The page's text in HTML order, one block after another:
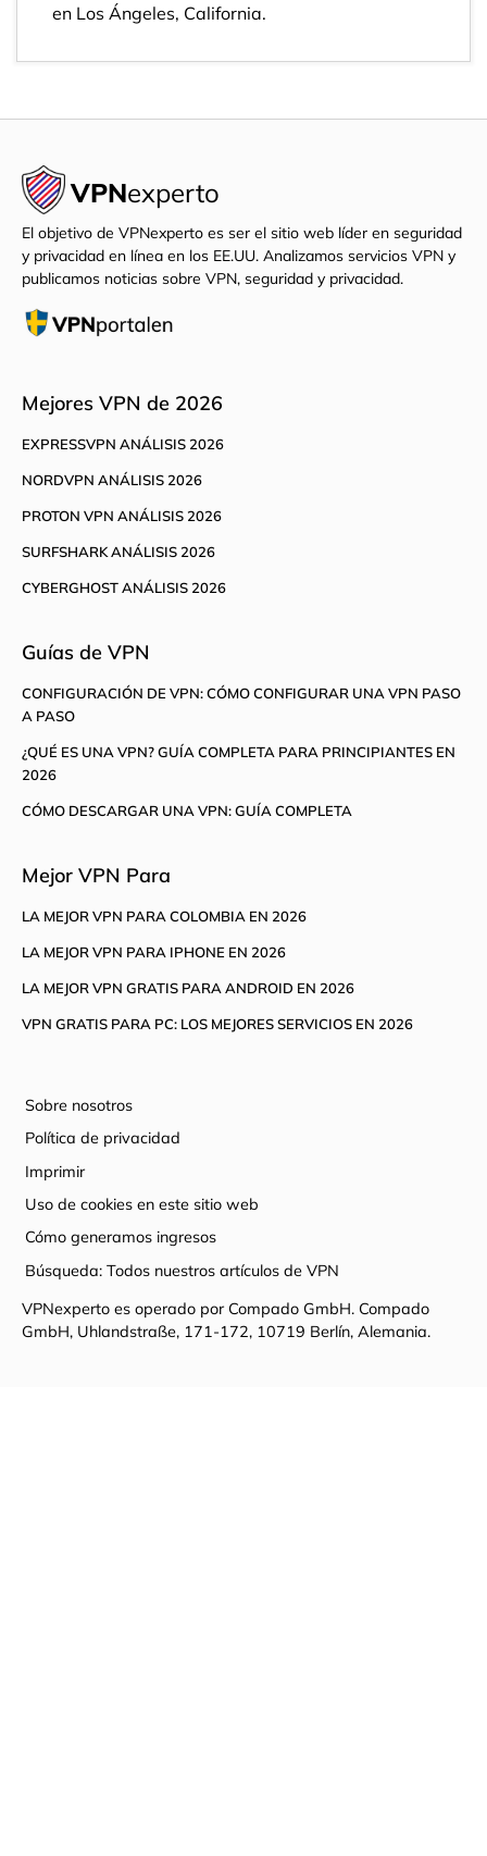
en Los Ángeles, California.
VPNexperto
El objetivo de VPNexperto es ser el sitio web líder en seguridad
y privacidad en línea en los EE.UU. Analizamos servicios VPN y
publicamos noticias sobre VPN, seguridad y privacidad.
Mejores VPN de 2026
EXPRESSVPN ANÁLISIS 2026
NORDVPN ANÁLISIS 2026
PROTON VPN ANÁLISIS 2026
SURFSHARK ANÁLISIS 2026
CYBERGHOST ANÁLISIS 2026
Guías de VPN
CONFIGURACIÓN DE VPN: CÓMO CONFIGURAR UNA VPN PASO
A PASO
¿QUÉ ES UNA VPN? GUÍA COMPLETA PARA PRINCIPIANTES EN
2026
CÓMO DESCARGAR UNA VPN: GUÍA COMPLETA
Mejor VPN Para
LA MEJOR VPN PARA COLOMBIA EN 2026
LA MEJOR VPN PARA IPHONE EN 2026
LA MEJOR VPN GRATIS PARA ANDROID EN 2026
VPN GRATIS PARA PC: LOS MEJORES SERVICIOS EN 2026
Sobre nosotros
Política de privacidad
Imprimir
Uso de cookies en este sitio web
Cómo generamos ingresos
Búsqueda: Todos nuestros artículos de VPN
VPNexperto es operado por Compado GmbH. Compado
GmbH, Uhlandstraße, 171-172, 10719 Berlín, Alemania.